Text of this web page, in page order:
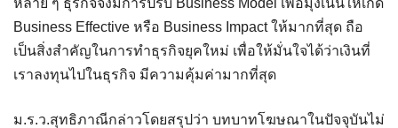
หลาย ๆ ธุรกิจจึงมีการปรับ Business Model เพื่อมุ่งเน้นให้เกิด
Business Effective หรือ Business Impact ให้มากที่สุด ถือ
เป็นสิ่งสำคัญในการทำธุรกิจยุคใหม่ เพื่อให้มั่นใจได้ว่าเงินที่
เราลงทุนไปในธุรกิจ มีความคุ้มค่ามากที่สุด
ม.ร.ว.สุทธิภาณีกล่าวโดยสรุปว่า บทบาทโฆษณาในปัจจุบันไม่